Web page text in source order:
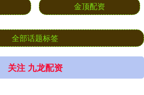
金顶配资
全部话题标签
关注 九龙配资